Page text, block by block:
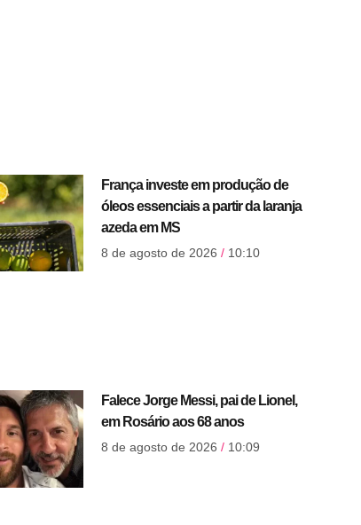
França investe em produção de
óleos essenciais a partir da laranja
azeda em MS
8 de agosto de 2026 10:10
Falece Jorge Messi, pai de Lionel,
em Rosário aos 68 anos
8 de agosto de 2026 10:09